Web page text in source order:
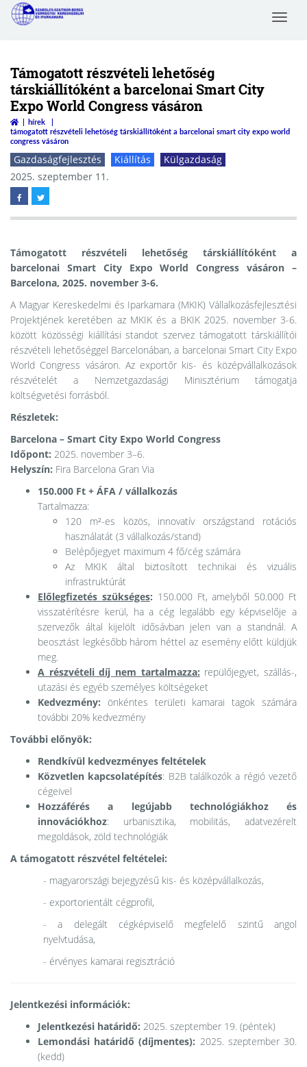
Toggle
Támogatott részvételi lehetőség
társkiállítóként a barcelonai Smart City
Expo World Congress vásáron
hírek
támogatott részvételi lehetőség társkiállítóként a barcelonai smart city expo world
congress vásáron
Gazdaságfejlesztés Kiállítás
Külgazdaság
2025. szeptember 11.
Támogatott részvételi lehetőség társkiállítóként a
barcelonai Smart City Expo World Congress vásáron –
Barcelona, 2025. november 3-6.
A Magyar Kereskedelmi és Iparkamara (MKIK) Vállalkozásfejlesztési
Projektjének keretében az MKIK és a BKIK 2025. november 3-6.
között közösségi kiállítási standot szervez támogatott társkiállítói
részvételi lehetőséggel Barcelonában, a barcelonai Smart City Expo
World Congress vásáron. Az exportőr kis- és középvállalkozások
részvételét a Nemzetgazdasági Minisztérium támogatja
költségvetési forrásból.
Részletek:
Barcelona – Smart City Expo World Congress
Időpont: 2025. november 3–6.
Helyszín: Fira Barcelona Gran Via
150.000 Ft + ÁFA / vállalkozás
Tartalmazza:
120 m²-es közös, innovatív országstand rotációs
használatát (3 vállalkozás/stand)
Belépőjegyet maximum 4 fő/cég számára
Az MKIK által biztosított technikai és vizuális
infrastruktúrát
Előlegfizetés szükséges: 150.000 Ft, amelyből 50.000 Ft
visszatérítésre kerül, ha a cég legalább egy képviselője a
szervezők által kijelölt idősávban jelen van a standnál. A
beosztást legkésőbb három héttel az esemény előtt küldjük
meg.
A részvételi díj nem tartalmazza: repülőjegyet, szállás-,
utazási és egyéb személyes költségeket
Kedvezmény: önkéntes területi kamarai tagok számára
további 20% kedvezmény
További előnyök:
Rendkívül kedvezményes feltételek
Közvetlen kapcsolatépítés: B2B találkozók a régió vezető
cégeivel
Hozzáférés a legújabb technológiákhoz és
innovációkhoz: urbanisztika, mobilitás, adatvezérelt
megoldások, zöld technológiák
A támogatott részvétel feltételei:
- magyarországi bejegyzésű kis- és középvállalkozás,
- exportorientált cégprofil,
- a delegált cégképviselő megfelelő szintű angol
nyelvtudása,
- érvényes kamarai regisztráció
Jelentkezési információk:
Jelentkezési határidő: 2025. szeptember 19. (péntek)
Lemondási határidő (díjmentes): 2025. szeptember 30.
(kedd)